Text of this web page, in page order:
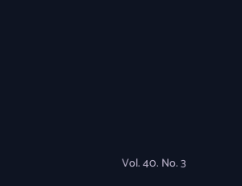
Vol. 40. No. 3